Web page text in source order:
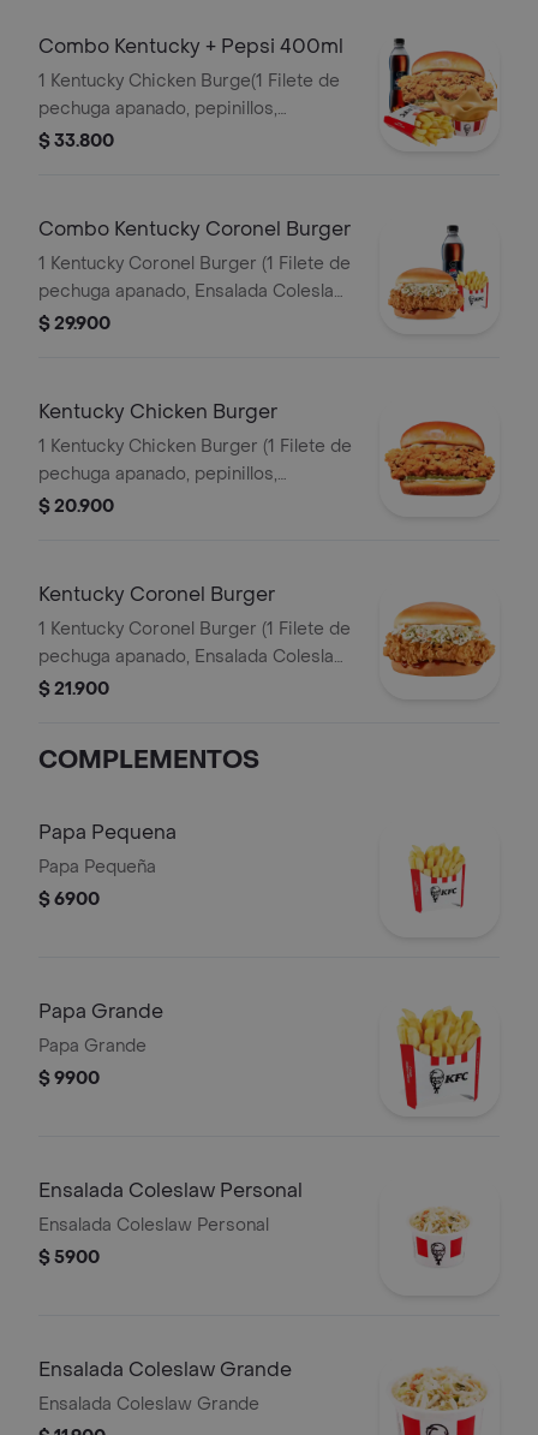
Combo Kentucky + Pepsi 400ml
1 Kentucky Chicken Burge(1 Filete de
pechuga apanado, pepinillos,
mayonesa premium y mantequilla) + 1
$ 33.800
Combo Kentucky Coronel Burger
1 Kentucky Coronel Burger (1 Filete de
pechuga apanado, Ensalada Coleslaw,
BBQ y mantequilla) + 1 Papa Pequeña
$ 29.900
Kentucky Chicken Burger
1 Kentucky Chicken Burger (1 Filete de
pechuga apanado, pepinillos,
mayonesa premium y mantequilla)
$ 20.900
Kentucky Coronel Burger
1 Kentucky Coronel Burger (1 Filete de
pechuga apanado, Ensalada Coleslaw,
BBQ y mantequilla)
$ 21.900
COMPLEMENTOS
Papa Pequena
Papa Pequeña
$ 6900
Papa Grande
Papa Grande
$ 9900
Ensalada Coleslaw Personal
Ensalada Coleslaw Personal
$ 5900
Ensalada Coleslaw Grande
Ensalada Coleslaw Grande